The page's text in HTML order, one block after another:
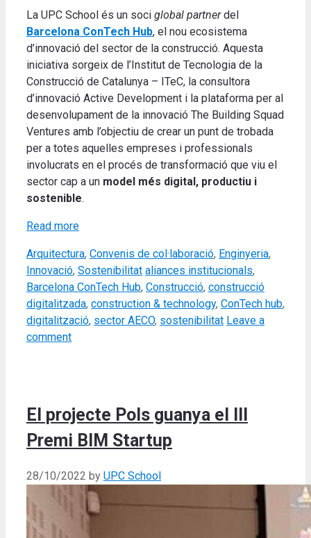
La UPC School és un soci global partnerdel
Barcelona ConTech Hub, el nou ecosistema
d’innovació del sector de la construcció. Aquesta
iniciativa sorgeix de l’Institut de Tecnologia de la
Construcció de Catalunya – ITeC, la consultora
d’innovació Active Development i la plataforma per al
desenvolupament de la innovació The Building Squad
Ventures amb l’objectiu de crear un punt de trobada
per a totes aquelles empreses i professionals
involucrats en el procés de transformació que viu el
sector cap a un model més digital, productiu i
sostenible.
Read more
Categories
Arquitectura, Convenis de col·laboració, Enginyeria,
Innovació, Sostenibilitat Tags
aliances institucionals,
Barcelona ConTech Hub, Construcció, construcció
digitalitzada, construction & technology, ConTech hub,
digitalització, sector AECO, sostenibilitat Leave a
comment
El projecte Pols guanya el III
Premi BIM Startup
28/10/2022 by UPC School